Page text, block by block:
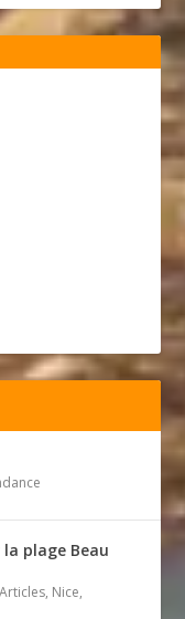
plage Beau
Articles, Nice,